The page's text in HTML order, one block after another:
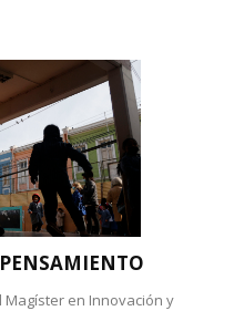
Magíster en Innovación y